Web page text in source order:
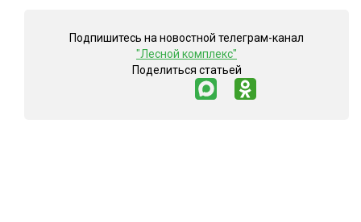
Подпишитесь на новостной телеграм-канал
"Лесной комплекс"
Поделиться статьей